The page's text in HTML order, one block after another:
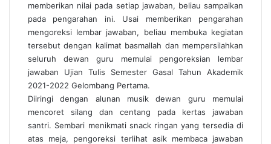
memberikan nilai pada setiap jawaban, beliau sampaikan
pada pengarahan ini. Usai memberikan pengarahan
mengoreksi lembar jawaban, beliau membuka kegiatan
tersebut dengan kalimat basmallah dan mempersilahkan
seluruh dewan guru memulai pengoreksian lembar
jawaban Ujian Tulis Semester Gasal Tahun Akademik
2021-2022 Gelombang Pertama.
Diiringi dengan alunan musik dewan guru memulai
mencoret silang dan centang pada kertas jawaban
santri. Sembari menikmati snack ringan yang tersedia di
atas meja, pengoreksi terlihat asik membaca jawaban